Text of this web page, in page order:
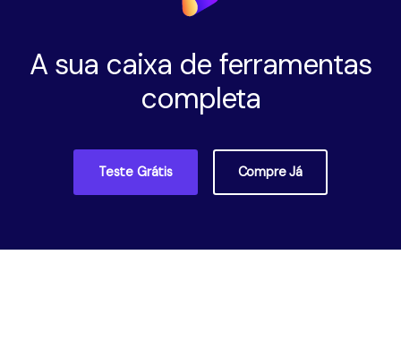
A sua caixa de ferramentas
completa
Teste Grátis Compre Já